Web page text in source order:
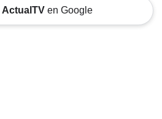
ActualTVen Google